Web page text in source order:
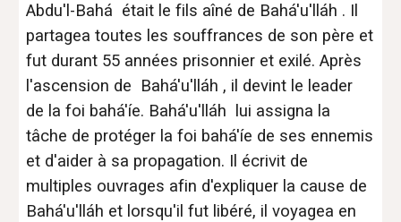
Abdu'l-Bahá était le fils aîné de Bahá'u'lláh . Il
partagea toutes les souffrances de son père et
fut durant 55 années prisonnier et exilé. Après
l'ascension de Bahá'u'lláh , il devint le leader
de la foi bahá'íe. Bahá'u'lláh lui assigna la
tâche de protéger la foi bahá'íe de ses ennemis
et d'aider à sa propagation. Il écrivit de
multiples ouvrages afin d'expliquer la cause de
Bahá'u'lláh et lorsqu'il fut libéré, il voyagea en